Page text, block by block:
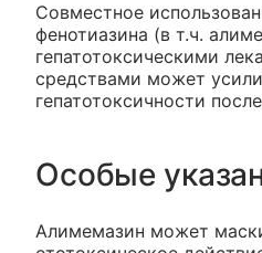
Совместное
фенотиазина (в т.ч.
гепатотоксическими
средствами может
гепатотоксичности
Особые
Алимемазин может